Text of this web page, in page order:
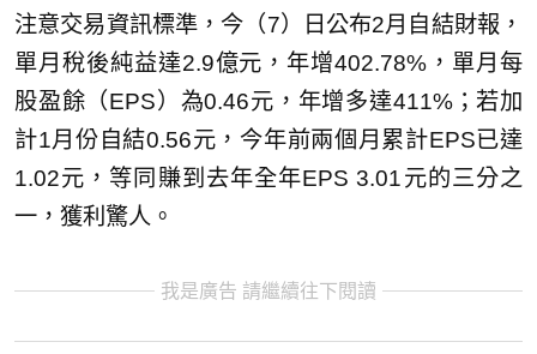
注意交易資訊標準，今（7）日公布2月自結財報，
單月稅後純益達2.9億元，年增402.78%，單月每
股盈餘（EPS）為0.46元，年增多達411%；若加
計1月份自結0.56元，今年前兩個月累計EPS已達
1.02元，等同賺到去年全年EPS 3.01元的三分之
一，獲利驚人。
我是廣告 請繼續往下閱讀